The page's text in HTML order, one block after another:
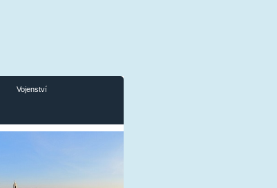
Vojenství